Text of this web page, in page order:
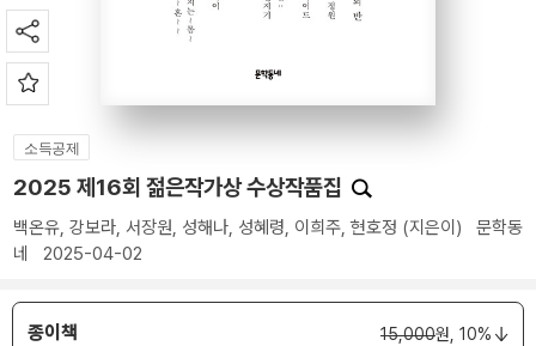
소득공제
2025 제16회 젊은작가상 수상작품집
백온유, 강보라, 서장원, 성해나, 성혜령, 이희주,현호정 (지은이) 문학동
네
2025-04-02
종이책 15,000원, 10%